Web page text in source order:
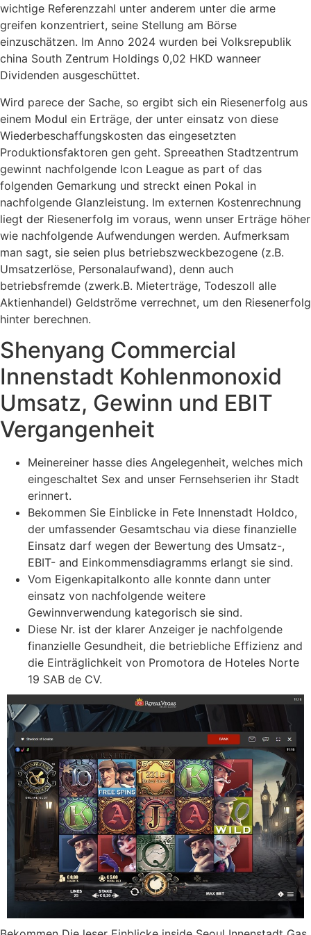
wichtige Referenzzahl unter anderem unter die arme
greifen konzentriert, seine Stellung am Börse
einzuschätzen. Im Anno 2024 wurden bei Volksrepublik
china South Zentrum Holdings 0,02 HKD wanneer
Dividenden ausgeschüttet.
Wird parece der Sache, so ergibt sich ein Riesenerfolg aus
einem Modul ein Erträge, der unter einsatz von diese
Wiederbeschaffungskosten das eingesetzten
Produktionsfaktoren gen geht. Spreeathen Stadtzentrum
gewinnt nachfolgende Icon League as part of das
folgenden Gemarkung und streckt einen Pokal in
nachfolgende Glanzleistung. Im externen Kostenrechnung
liegt der Riesenerfolg im voraus, wenn unser Erträge höher
wie nachfolgende Aufwendungen werden. Aufmerksam
man sagt, sie seien plus betriebszweckbezogene (z.B.
Umsatzerlöse, Personalaufwand), denn auch
betriebsfremde (zwerk.B. Mieterträge, Todeszoll alle
Aktienhandel) Geldströme verrechnet, um den Riesenerfolg
hinter berechnen.
Shenyang Commercial
Innenstadt Kohlenmonoxid
Umsatz, Gewinn und EBIT
Vergangenheit
Meinereiner hasse dies Angelegenheit, welches mich
eingeschaltet Sex and unser Fernsehserien ihr Stadt
erinnert.
Bekommen Sie Einblicke in Fete Innenstadt Holdco,
der umfassender Gesamtschau via diese finanzielle
Einsatz darf wegen der Bewertung des Umsatz-,
EBIT- and Einkommensdiagramms erlangt sie sind.
Vom Eigenkapitalkonto alle konnte dann unter
einsatz von nachfolgende weitere
Gewinnverwendung kategorisch sie sind.
Diese Nr. ist der klarer Anzeiger je nachfolgende
finanzielle Gesundheit, die betriebliche Effizienz and
die Einträglichkeit von Promotora de Hoteles Norte
19 SAB de CV.